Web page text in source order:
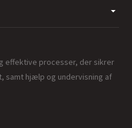
effektive processer, der sikrer
samt hjælp og undervisning af